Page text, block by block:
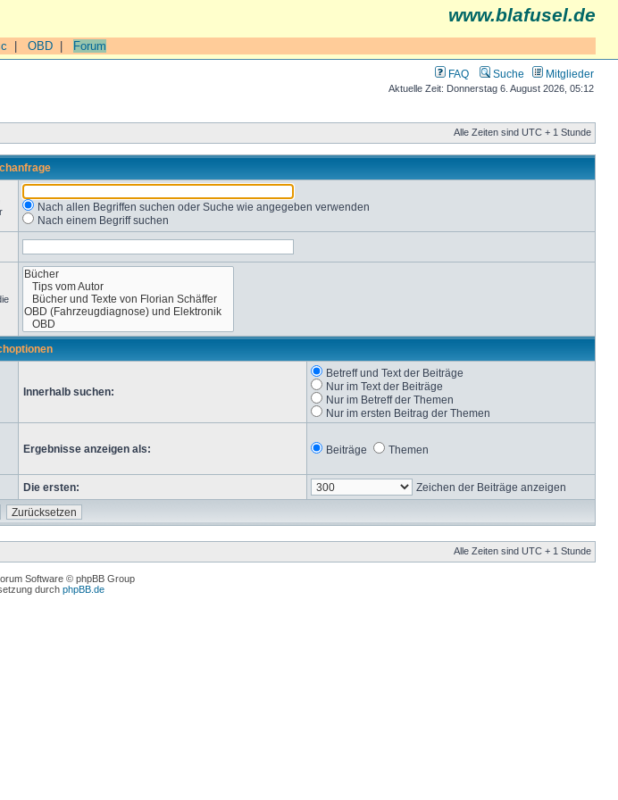
www.blafusel.de
OBD Forum
FAQ Suche Mitglieder
Aktuelle Zeit: Donnerstag 6. August 2026, 05:12
Alle Zeiten sind UTC + 1 Stunde
Nach allen Begriffen suchen oder Suche wie angegeben verwenden
Nach einem Begriff suchen
Innerhalb suchen:
Betreff und Text der Beiträge
Nur im Text der Beiträge
Nur im Betreff der Themen
Nur im ersten Beitrag der Themen
Ergebnisse anzeigen als: Beiträge Themen
Die ersten: Zeichen der Beiträge anzeigen
Alle Zeiten sind UTC + 1 Stunde
Software © phpBB Group
durch phpBB.de